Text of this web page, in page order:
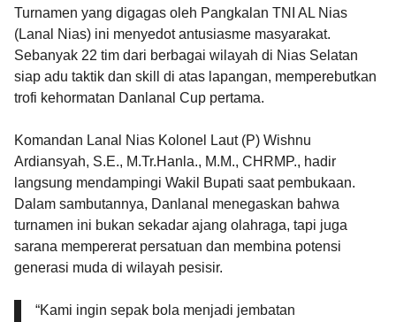
Turnamen yang digagas oleh Pangkalan TNI AL Nias
(Lanal Nias) ini menyedot antusiasme masyarakat.
Sebanyak 22 tim dari berbagai wilayah di Nias Selatan
siap adu taktik dan skill di atas lapangan, memperebutkan
trofi kehormatan Danlanal Cup pertama.
Komandan Lanal Nias Kolonel Laut (P) Wishnu
Ardiansyah, S.E., M.Tr.Hanla., M.M., CHRMP., hadir
langsung mendampingi Wakil Bupati saat pembukaan.
Dalam sambutannya, Danlanal menegaskan bahwa
turnamen ini bukan sekadar ajang olahraga, tapi juga
sarana mempererat persatuan dan membina potensi
generasi muda di wilayah pesisir.
“Kami ingin sepak bola menjadi jembatan